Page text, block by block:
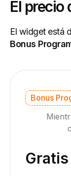
El precio
El widget está
Bonus
Bonus
Gratis